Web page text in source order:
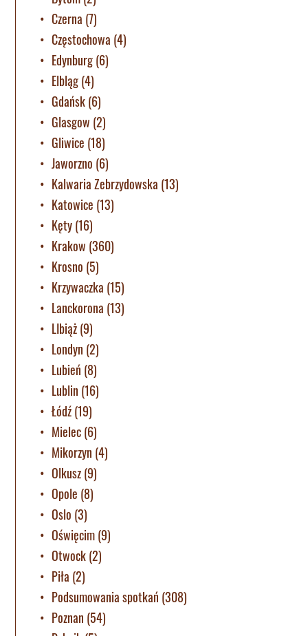
Czerna (7)
Częstochowa (4)
Edynburg(6)
Elbląg(4)
Gdańsk(6)
Glasgow (2)
Gliwice (18)
Jaworzno (6)
Kalwaria Zebrzydowska (13)
Katowice (13)
Kęty(16)
Krakow (360)
Krosno (5)
Krzywaczka (15)
Lanckorona (13)
LIbiąż(9)
Londyn (2)
Lubień (8)
Lublin (16)
Łódź(19)
Mielec(6)
Mikorzyn (4)
Olkusz(9)
Opole (8)
Oslo (3)
Oświęcim(9)
Otwock(2)
Piła (2)
Podsumowania spotkań (308)
Poznan (54)